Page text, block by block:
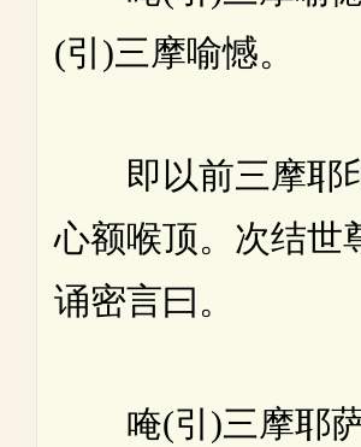
(引)三摩喻憾。
即以前三摩耶
心额喉顶。次结世
诵密言曰。
唵(引)三摩耶